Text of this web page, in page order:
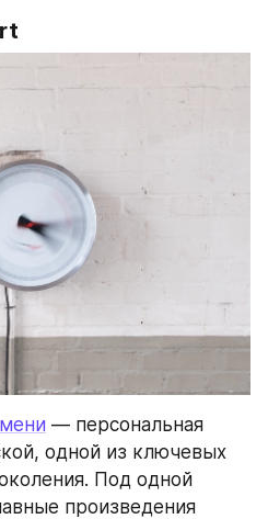
— персональная
одной из ключевых
Под одной
произведения